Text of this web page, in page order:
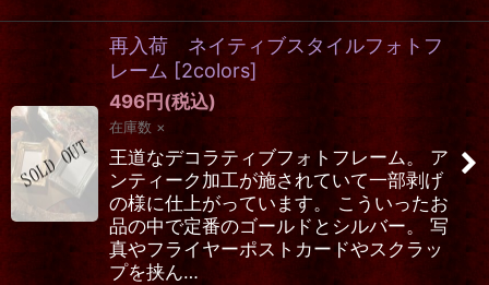
再入荷 ネイティブスタイルフォトフ
レーム [2colors]
496円 (税込)
在庫数 ×
王道なデコラティブフォトフレーム。 ア
ンティーク加工が施されていて一部剥げ
の様に仕上がっています。 こういったお
品の中で定番のゴールドとシルバー。 写
真やフライヤーポストカードやスクラッ
プを挟ん…